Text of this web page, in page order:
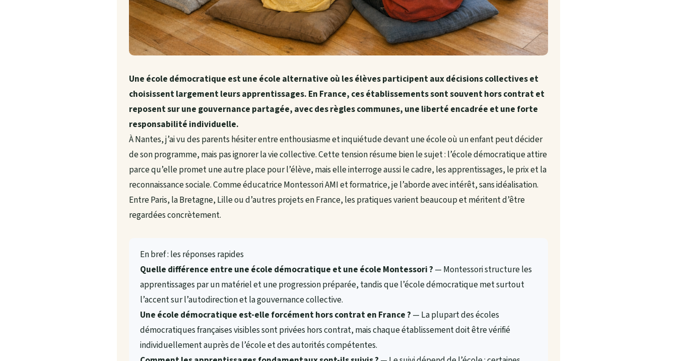
Une école démocratique est une école alternative où les élèves participent aux décisions collectives et
choisissent largement leurs apprentissages. En France, ces établissements sont souvent hors contrat et
reposent sur une gouvernance partagée, avec des règles communes, une liberté encadrée et une forte
responsabilité individuelle.
À Nantes, j’ai vu des parents hésiter entre enthousiasme et inquiétude devant une école où un enfant peut décider
de son programme, mais pas ignorer la vie collective. Cette tension résume bien le sujet : l’école démocratique attire
parce qu’elle promet une autre place pour l’élève, mais elle interroge aussi le cadre, les apprentissages, le prix et la
reconnaissance sociale. Comme éducatrice Montessori AMI et formatrice, je l’aborde avec intérêt, sans idéalisation.
Entre Paris, la Bretagne, Lille ou d’autres projets en France, les pratiques varient beaucoup et méritent d’être
regardées concrètement.
En bref : les réponses rapides
Quelle différence entre une école démocratique et une école Montessori ? — Montessori structure les
apprentissages par un matériel et une progression préparée, tandis que l’école démocratique met surtout
l’accent sur l’autodirection et la gouvernance collective.
Une école démocratique est-elle forcément hors contrat en France ? — La plupart des écoles
démocratiques françaises visibles sont privées hors contrat, mais chaque établissement doit être vérifié
individuellement auprès de l’école et des autorités compétentes.